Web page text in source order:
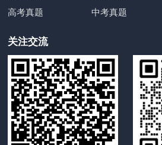
高考真题
中考真题
关注交流